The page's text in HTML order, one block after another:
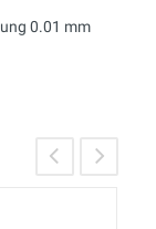
0.01 mm